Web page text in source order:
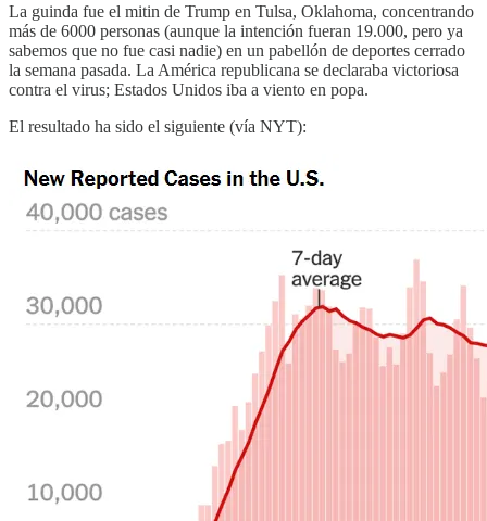
La guinda fue el mitin de Trump en Tulsa, Oklahoma, concentrando
más de 6000 personas (aunque la intención fueran 19.000, pero ya
sabemos que no fue casi nadie) en un pabellón de deportes cerrado
la semana pasada. La América republicana se declaraba victoriosa
contra el virus; Estados Unidos iba a viento en popa.
El resultado ha sido el siguiente (vía NYT):